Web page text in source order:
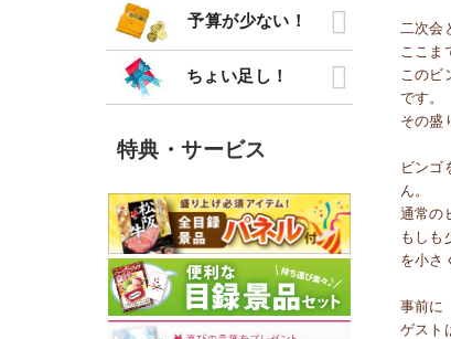
予算が少ない！
ちょい足し！
特典・サービス
二次会
ここま
このビ
です。
その盛
ビンゴ
ん。
通常の
もしも
を小さ
事前に
ゲスト